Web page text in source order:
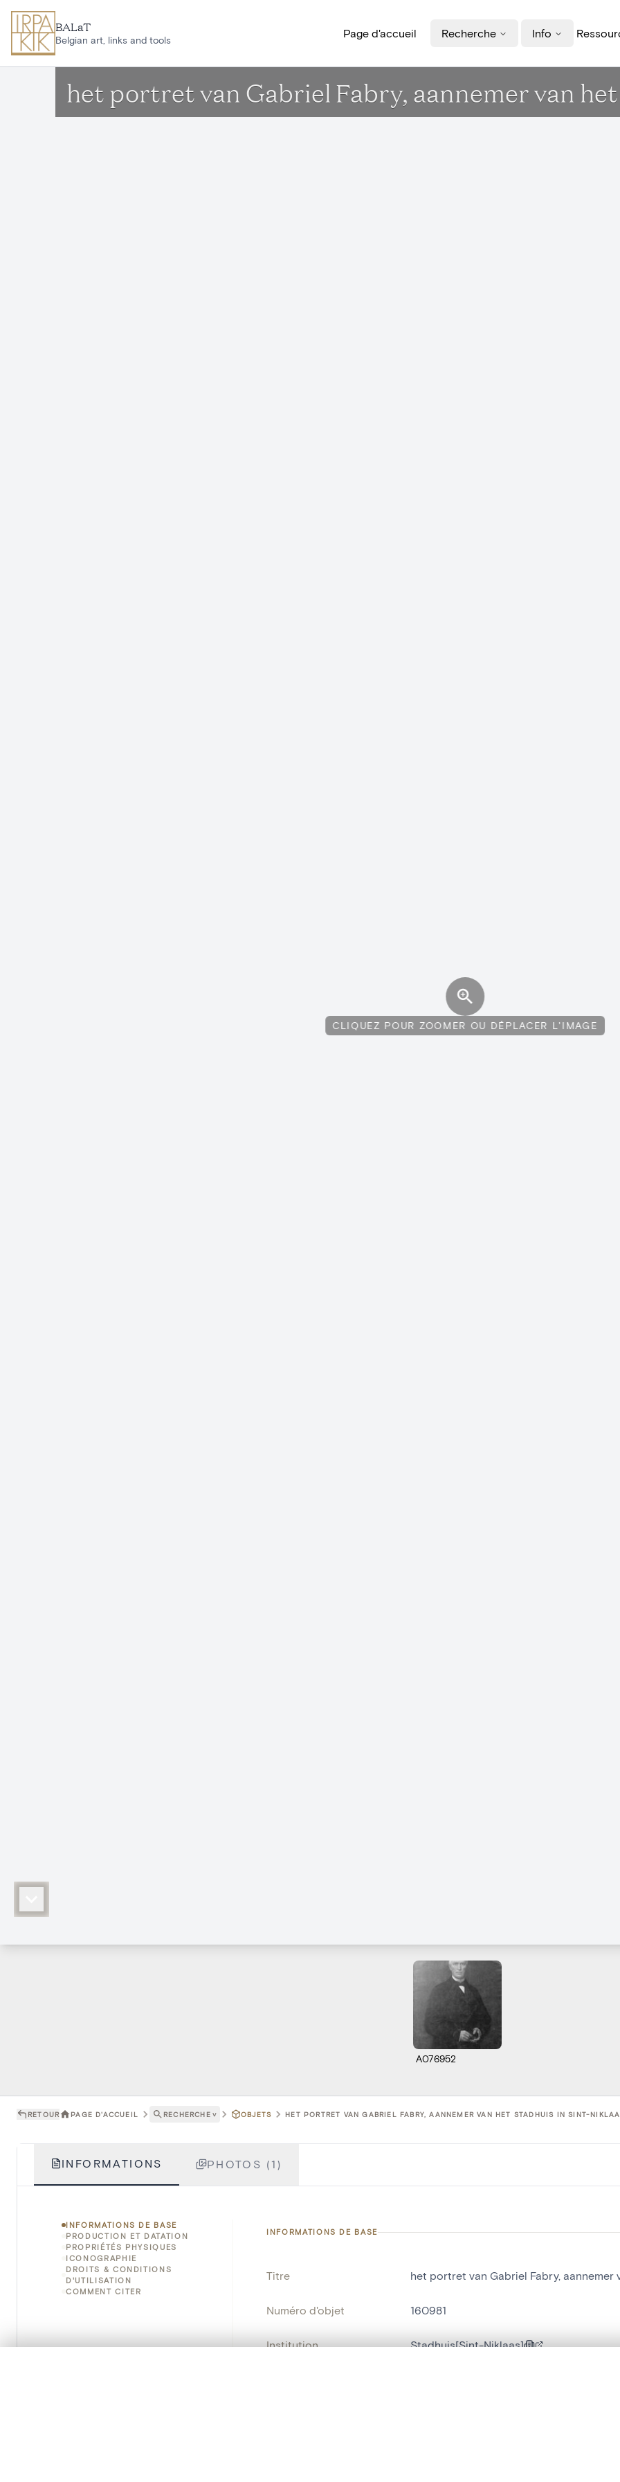
BALaT
Belgian art, links and tools
Page d'accueil Recherche Info
het portret van Gabriel Fabry, aannemer van
CLIQUEZ POUR ZOOMER OU DÉPLACER L'IMAGE
A076952
RETOUR PAGE D'ACCUEIL RECHERCHE ˅ OBJETS HET PORTRET VAN GABRIEL FABRY, AANNEMER VAN HET STADHUIS IN SINT-
INFORMATIONS PHOTOS (1)
INFORMATIONS DE BASE
PRODUCTION ET DATATION
PROPRIÉTÉS PHYSIQUES
ICONOGRAPHIE
DROITS & CONDITIONS
D'UTILISATION
COMMENT CITER
INFORMATIONS DE BASE
Titre het portret van Gabriel Fabry, aannemer
Numéro d'objet 160981
Institution Stadhuis[Sint-Niklaas]